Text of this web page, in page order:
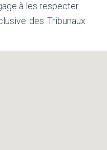
à les respecter.
des Tribunaux